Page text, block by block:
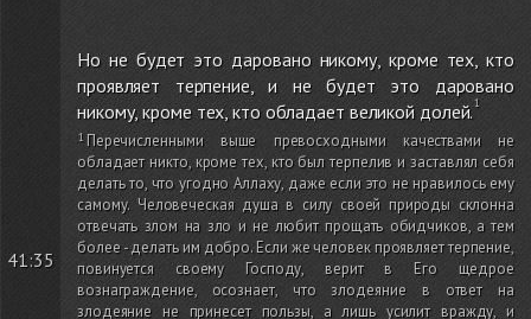
41:35
Но не будет это даровано никому, кроме тех, кто
проявляет терпение, и не будет это даровано
никому, кроме тех, кто обладает великой долей.
Перечисленными выше превосходными качествами не
обладает никто, кроме тех, кто был терпелив и заставлял себя
делать то, что угодно Аллаху, даже если это не нравилось ему
самому. Человеческая душа в силу своей природы склонна
отвечать злом на зло и не любит прощать обидчиков, а тем
более - делать им добро. Если же человек проявляет терпение,
повинуется своему Господу, верит в Его щедрое
вознаграждение, осознает, что злодеяние в ответ на
злодеяние не принесет пользы, а лишь усилит вражду, и